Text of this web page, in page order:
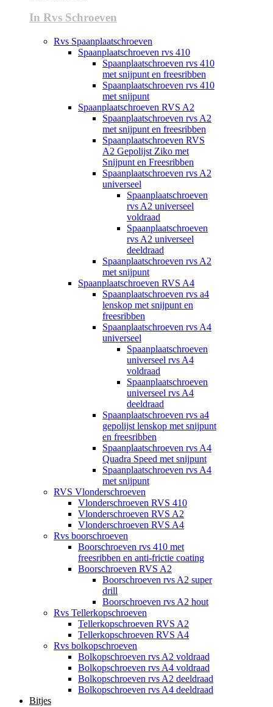
In Rvs Schroeven
Rvs Spaanplaatschroeven
Spaanplaatschroeven rvs 410
Spaanplaatschroeven rvs 410
met snijpunt en freesribben
Spaanplaatschroeven rvs 410
met snijpunt
Spaanplaatschroeven RVS A2
Spaanplaatschroeven rvs A2
met snijpunt en freesribben
Spaanplaatschroeven RVS
A2 Gepolijst Ziko met
Snijpunt en Freesribben
Spaanplaatschroeven rvs A2
universeel
Spaanplaatschroeven
rvs A2 universeel
voldraad
Spaanplaatschroeven
rvs A2 universeel
deeldraad
Spaanplaatschroeven rvs A2
met snijpunt
Spaanplaatschroeven RVS A4
Spaanplaatschroeven rvs a4
lenskop met snijpunt en
freesribben
Spaanplaatschroeven rvs A4
universeel
Spaanplaatschroeven
universeel rvs A4
voldraad
Spaanplaatschroeven
universeel rvs A4
deeldraad
Spaanplaatschroeven rvs a4
gepolijst lenskop met snijpunt
en freesribben
Spaanplaatschroeven rvs A4
Quadra Speed met snijpunt
Spaanplaatschroeven rvs A4
met snijpunt
RVS Vlonderschroeven
Vlonderschroeven RVS 410
Vlonderschroeven RVS A2
Vlonderschroeven RVS A4
Rvs boorschroeven
Boorschroeven rvs 410 met
freesribben en anti-frictie coating
Boorschroeven RVS A2
Boorschroeven rvs A2 super
drill
Boorschroeven rvs A2 hout
Rvs Tellerkopschroeven
Tellerkopschroeven RVS A2
Tellerkopschroeven RVS A4
Rvs bolkopschroeven
Bolkopschroeven rvs A2 voldraad
Bolkopschroeven rvs A4 voldraad
Bolkopschroeven rvs A2 deeldraad
Bolkopschroeven rvs A4 deeldraad
Bitjes